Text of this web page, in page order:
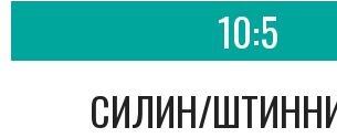
10:5
СИЛИН/